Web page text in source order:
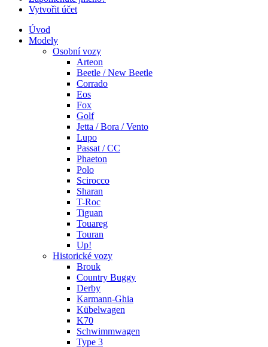
Vytvořit účet
Úvod
Modely
Osobní vozy
Arteon
Beetle / New Beetle
Corrado
Eos
Fox
Golf
Jetta / Bora / Vento
Lupo
Passat / CC
Phaeton
Polo
Scirocco
Sharan
T-Roc
Tiguan
Touareg
Touran
Up!
Historické vozy
Brouk
Country Buggy
Derby
Karmann-Ghia
Kübelwagen
K70
Schwimmwagen
Type 3